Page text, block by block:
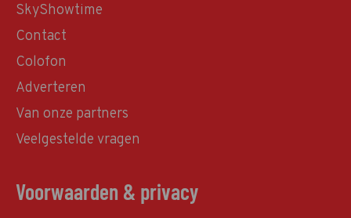
SkyShowtime
Contact
Colofon
Adverteren
Van onze partners
Veelgestelde vragen
Voorwaarden & privacy